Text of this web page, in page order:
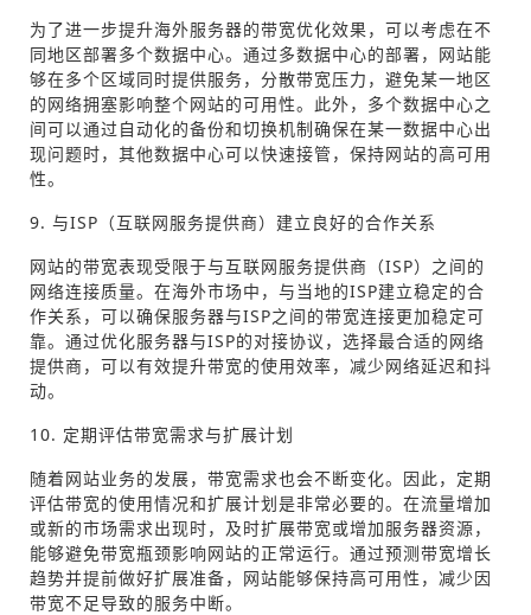
为了进一步提升海外服务器的带宽优化效果，可以考虑在不
同地区部署多个数据中心。通过多数据中心的部署，网站能
够在多个区域同时提供服务，分散带宽压力，避免某一地区
的网络拥塞影响整个网站的可用性。此外，多个数据中心之
间可以通过自动化的备份和切换机制确保在某一数据中心出
现问题时，其他数据中心可以快速接管，保持网站的高可用
性。
9. 与ISP（互联网服务提供商）建立良好的合作关系
网站的带宽表现受限于与互联网服务提供商（ISP）之间的
网络连接质量。在海外市场中，与当地的ISP建立稳定的合
作关系，可以确保服务器与ISP之间的带宽连接更加稳定可
靠。通过优化服务器与ISP的对接协议，选择最合适的网络
提供商，可以有效提升带宽的使用效率，减少网络延迟和抖
动。
10. 定期评估带宽需求与扩展计划
随着网站业务的发展，带宽需求也会不断变化。因此，定期
评估带宽的使用情况和扩展计划是非常必要的。在流量增加
或新的市场需求出现时，及时扩展带宽或增加服务器资源，
能够避免带宽瓶颈影响网站的正常运行。通过预测带宽增长
趋势并提前做好扩展准备，网站能够保持高可用性，减少因
带宽不足导致的服务中断。